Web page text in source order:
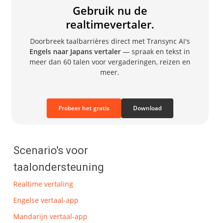
naar het Japans vertaald en uitgesproken.
Gebruik nu de
realtimevertaler.
Doorbreek taalbarrières direct met Transync AI's
Engels naar Japans vertaler — spraak en tekst in
meer dan 60 talen voor vergaderingen, reizen en
meer.
Probeer het gratis Download
Scenario's voor
taalondersteuning
Realtime vertaling
Engelse vertaal-app
Mandarijn vertaal-app